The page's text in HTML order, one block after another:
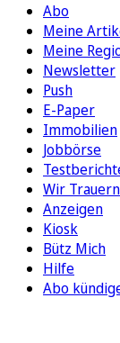
Abo
Meine
Meine
Newsletter
Push
E-Paper
Immobilien
Jobbörse
Wir Trauern
Anzeigen
Kiosk
Bütz Mich
Hilfe
Abo